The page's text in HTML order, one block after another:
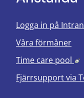
Logga in på
Våra förmåner
Time care pool
Fjärrsupport via